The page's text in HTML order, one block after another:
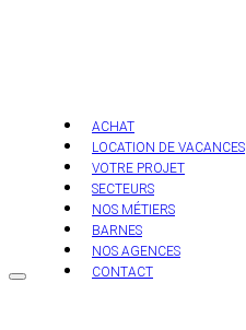
ACHAT
LOCATION DE VACANCES
VOTRE PROJET
SECTEURS
NOS MÉTIERS
BARNES
NOS AGENCES
CONTACT